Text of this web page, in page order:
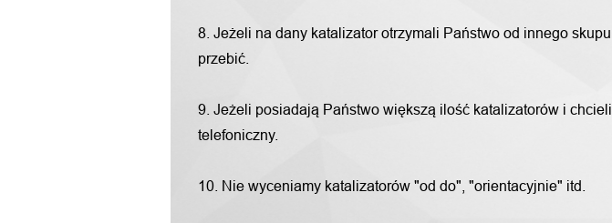
8. Jeżeli na dany katalizator otrzymali Państwo od innego
przebić.
9. Jeżeli posiadają Państwo większą ilość katalizatorów i
telefoniczny.
10. Nie wyceniamy katalizatorów "od do", "orientacyjnie" itd.